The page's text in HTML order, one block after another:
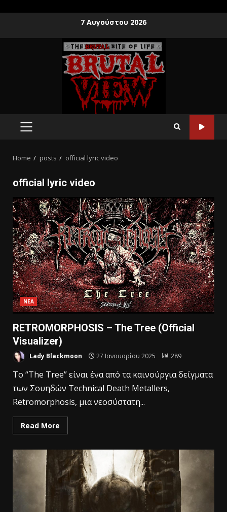
7 Αυγούστου 2026
Home posts official lyric video
official lyric video
ΝΕΑ
RETROMORPHOSIS – The Tree (Official
Visualizer)
Lady Blackmoon 27 Ιανουαρίου 2025 289
Το “The Tree” είναι ένα από τα καινούργια δείγματα
των Σουηδών Technical Death Metallers,
Retromorphosis, μια νεοσύστατη...
Read More